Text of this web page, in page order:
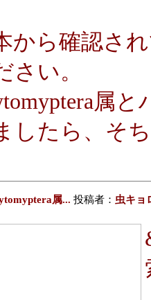
から確認さ
さい。
属
したら、そ
属... 投稿者： 虫キョ